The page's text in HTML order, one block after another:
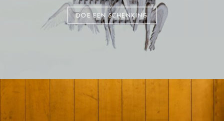
DOE EEN SCHENKING